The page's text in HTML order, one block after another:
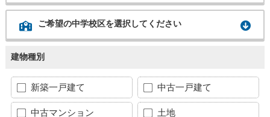
ご希望の中学校区を選択してください
建物種別
新築一戸建て 中古一戸建て
中古マンション 土地